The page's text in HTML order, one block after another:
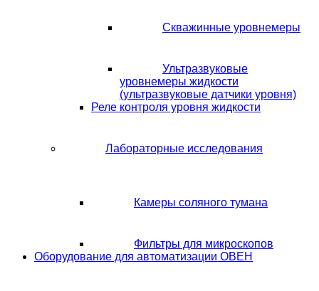
Скважинные уровнемеры
Ультразвуковые
уровнемеры жидкости
(ультразвуковые датчики уровня)
Реле контроля уровня жидкости
Лабораторные исследования
Камеры соляного тумана
Фильтры для микроскопов
Оборудование для автоматизации ОВЕН